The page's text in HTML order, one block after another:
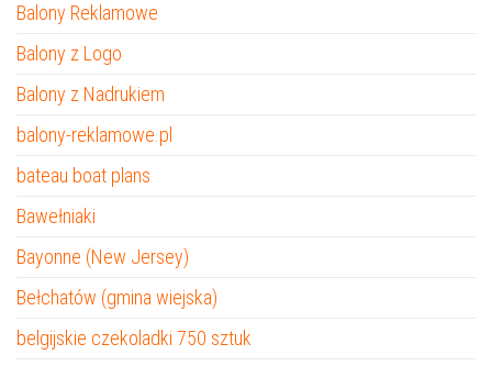
Balony Reklamowe
Balony z Logo
Balony z Nadrukiem
balony-reklamowe.pl
bateau boat plans
Bawełniaki
Bayonne (New Jersey)
Bełchatów (gmina wiejska)
belgijskie czekoladki 750 sztuk